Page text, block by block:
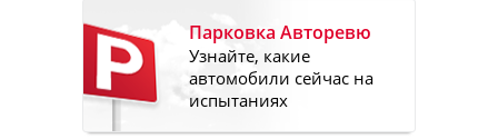
Парковка Авторевю
Узнайте, какие
автомобили сейчас на
испытаниях